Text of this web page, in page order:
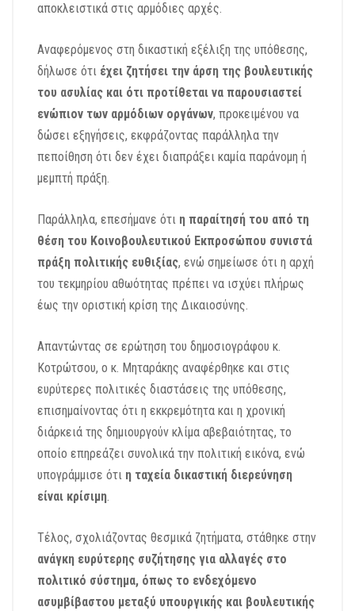
αποκλειστικά στις αρμόδιες αρχές.
Αναφερόμενος στη δικαστική εξέλιξη της υπόθεσης,
δήλωσε ότι έχει ζητήσει την άρση της βουλευτικής
του ασυλίας και ότι προτίθεται να παρουσιαστεί
ενώπιον των αρμόδιων οργάνων, προκειμένου να
δώσει εξηγήσεις, εκφράζοντας παράλληλα την
πεποίθηση ότι δεν έχει διαπράξει καμία παράνομη ή
μεμπτή πράξη.
Παράλληλα, επεσήμανε ότι η παραίτησή του από τη
θέση του Κοινοβουλευτικού Εκπροσώπου συνιστά
πράξη πολιτικής ευθιξίας, ενώ σημείωσε ότι η αρχή
του τεκμηρίου αθωότητας πρέπει να ισχύει πλήρως
έως την οριστική κρίση της Δικαιοσύνης.
Απαντώντας σε ερώτηση του δημοσιογράφου κ.
Κοτρώτσου, ο κ. Μηταράκης αναφέρθηκε και στις
ευρύτερες πολιτικές διαστάσεις της υπόθεσης,
επισημαίνοντας ότι η εκκρεμότητα και η χρονική
διάρκειά της δημιουργούν κλίμα αβεβαιότητας, το
οποίο επηρεάζει συνολικά την πολιτική εικόνα, ενώ
υπογράμμισε ότι η ταχεία δικαστική διερεύνηση
είναι κρίσιμη.
Τέλος, σχολιάζοντας θεσμικά ζητήματα, στάθηκε στην
ανάγκη ευρύτερης συζήτησης για αλλαγές στο
πολιτικό σύστημα, όπως το ενδεχόμενο
ασυμβίβαστου μεταξύ υπουργικής και βουλευτικής